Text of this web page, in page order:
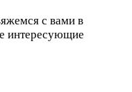
с вами в
интересующие